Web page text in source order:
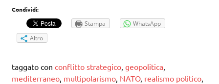
Condividi:
Stampa
WhatsApp
Altro
taggato con conflitto strategico, geopolitica,
mediterraneo, multipolarismo, NATO, realismo politico,